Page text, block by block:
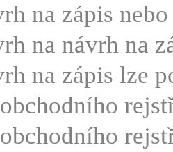
na zápis
na návrh na
na zápis lze